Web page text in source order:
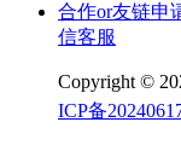
合作or友链申
信客服
Copyright ©
ICP备